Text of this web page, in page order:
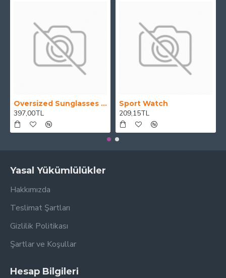
Oversized Sunglasses For Long Summer Days
397,00TL
Sport Watch
209,15TL
Yasal Yükümlülükler
Hakkımızda
Teslimat Şartları
Gizlilik Politikası
Şartlar ve Koşullar
Hesap Bilgileri